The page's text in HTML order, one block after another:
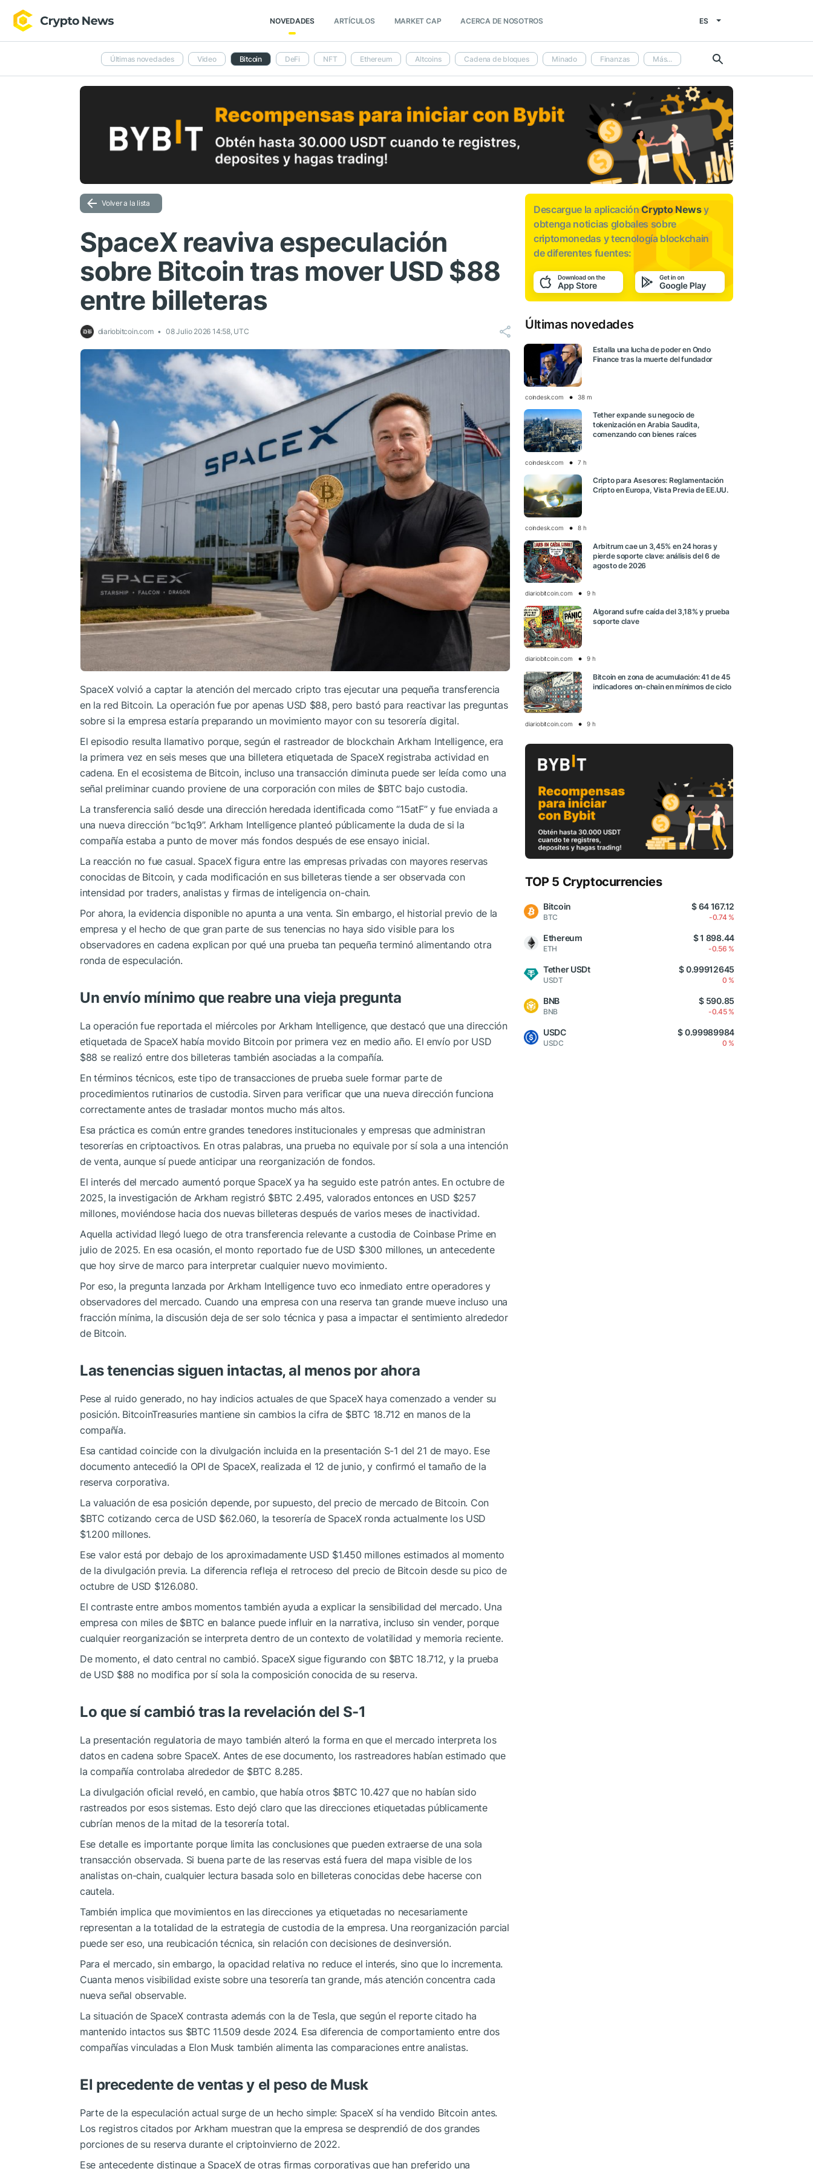
NOVEDADES ARTÍCULOS MARKET CAP ACERCA DE NOSOTROS ES
Últimas novedades Video Bitcoin DeFi NFT Ethereum Altcoins Cadena de bloques Minado Finanzas Más...
Volver a la lista
SpaceX reaviva especulación
sobre Bitcoin tras mover USD $88
entre billeteras
diariobitcoin.com 08 Julio 2026 14:58, UTC
SpaceX volvió a captar la atención del mercado cripto tras ejecutar una pequeña transferencia
en la red Bitcoin. La operación fue por apenas USD $88, pero bastó para reactivar las preguntas
sobre si la empresa estaría preparando un movimiento mayor con su tesorería digital.
El episodio resulta llamativo porque, según el rastreador de blockchain Arkham Intelligence, era
la primera vez en seis meses que una billetera etiquetada de SpaceX registraba actividad en
cadena. En el ecosistema de Bitcoin, incluso una transacción diminuta puede ser leída como una
señal preliminar cuando proviene de una corporación con miles de $BTC bajo custodia.
La transferencia salió desde una dirección heredada identificada como “15atF” y fue enviada a
una nueva dirección “bc1q9”. Arkham Intelligence planteó públicamente la duda de si la
compañía estaba a punto de mover más fondos después de ese ensayo inicial.
La reacción no fue casual. SpaceX figura entre las empresas privadas con mayores reservas
conocidas de Bitcoin, y cada modificación en sus billeteras tiende a ser observada con
intensidad por traders, analistas y firmas de inteligencia on-chain.
Por ahora, la evidencia disponible no apunta a una venta. Sin embargo, el historial previo de la
empresa y el hecho de que gran parte de sus tenencias no haya sido visible para los
observadores en cadena explican por qué una prueba tan pequeña terminó alimentando otra
ronda de especulación.
Un envío mínimo que reabre una vieja pregunta
La operación fue reportada el miércoles por Arkham Intelligence, que destacó que una dirección
etiquetada de SpaceX había movido Bitcoin por primera vez en medio año. El envío por USD
$88 se realizó entre dos billeteras también asociadas a la compañía.
En términos técnicos, este tipo de transacciones de prueba suele formar parte de
procedimientos rutinarios de custodia. Sirven para verificar que una nueva dirección funciona
correctamente antes de trasladar montos mucho más altos.
Esa práctica es común entre grandes tenedores institucionales y empresas que administran
tesorerías en criptoactivos. En otras palabras, una prueba no equivale por sí sola a una intención
de venta, aunque sí puede anticipar una reorganización de fondos.
El interés del mercado aumentó porque SpaceX ya ha seguido este patrón antes. En octubre de
2025, la investigación de Arkham registró $BTC 2.495, valorados entonces en USD $257
millones, moviéndose hacia dos nuevas billeteras después de varios meses de inactividad.
Aquella actividad llegó luego de otra transferencia relevante a custodia de Coinbase Prime en
julio de 2025. En esa ocasión, el monto reportado fue de USD $300 millones, un antecedente
que hoy sirve de marco para interpretar cualquier nuevo movimiento.
Por eso, la pregunta lanzada por Arkham Intelligence tuvo eco inmediato entre operadores y
observadores del mercado. Cuando una empresa con una reserva tan grande mueve incluso una
fracción mínima, la discusión deja de ser solo técnica y pasa a impactar el sentimiento alrededor
de Bitcoin.
Las tenencias siguen intactas, al menos por ahora
Pese al ruido generado, no hay indicios actuales de que SpaceX haya comenzado a vender su
posición. BitcoinTreasuries mantiene sin cambios la cifra de $BTC 18.712 en manos de la
compañía.
Esa cantidad coincide con la divulgación incluida en la presentación S-1 del 21 de mayo. Ese
documento antecedió la OPI de SpaceX, realizada el 12 de junio, y confirmó el tamaño de la
reserva corporativa.
La valuación de esa posición depende, por supuesto, del precio de mercado de Bitcoin. Con
$BTC cotizando cerca de USD $62.060, la tesorería de SpaceX ronda actualmente los USD
$1.200 millones.
Ese valor está por debajo de los aproximadamente USD $1.450 millones estimados al momento
de la divulgación previa. La diferencia refleja el retroceso del precio de Bitcoin desde su pico de
octubre de USD $126.080.
El contraste entre ambos momentos también ayuda a explicar la sensibilidad del mercado. Una
empresa con miles de $BTC en balance puede influir en la narrativa, incluso sin vender, porque
cualquier reorganización se interpreta dentro de un contexto de volatilidad y memoria reciente.
De momento, el dato central no cambió. SpaceX sigue figurando con $BTC 18.712, y la prueba
de USD $88 no modifica por sí sola la composición conocida de su reserva.
Lo que sí cambió tras la revelación del S-1
La presentación regulatoria de mayo también alteró la forma en que el mercado interpreta los
datos en cadena sobre SpaceX. Antes de ese documento, los rastreadores habían estimado que
la compañía controlaba alrededor de $BTC 8.285.
La divulgación oficial reveló, en cambio, que había otros $BTC 10.427 que no habían sido
rastreados por esos sistemas. Esto dejó claro que las direcciones etiquetadas públicamente
cubrían menos de la mitad de la tesorería total.
Ese detalle es importante porque limita las conclusiones que pueden extraerse de una sola
transacción observada. Si buena parte de las reservas está fuera del mapa visible de los
analistas on-chain, cualquier lectura basada solo en billeteras conocidas debe hacerse con
cautela.
También implica que movimientos en las direcciones ya etiquetadas no necesariamente
representan a la totalidad de la estrategia de custodia de la empresa. Una reorganización parcial
puede ser eso, una reubicación técnica, sin relación con decisiones de desinversión.
Para el mercado, sin embargo, la opacidad relativa no reduce el interés, sino que lo incrementa.
Cuanta menos visibilidad existe sobre una tesorería tan grande, más atención concentra cada
nueva señal observable.
La situación de SpaceX contrasta además con la de Tesla, que según el reporte citado ha
mantenido intactos sus $BTC 11.509 desde 2024. Esa diferencia de comportamiento entre dos
compañías vinculadas a Elon Musk también alimenta las comparaciones entre analistas.
El precedente de ventas y el peso de Musk
Parte de la especulación actual surge de un hecho simple: SpaceX sí ha vendido Bitcoin antes.
Los registros citados por Arkham muestran que la empresa se desprendió de dos grandes
porciones de su reserva durante el criptoinvierno de 2022.
Ese antecedente distingue a SpaceX de otras firmas corporativas que han preferido una
Descargue la aplicaciónCrypto Newsy
obtenga noticias globales sobre
criptomonedas y tecnología blockchain
de diferentes fuentes:
Últimas novedades
Estalla una lucha de poder en Ondo
Finance tras la muerte del fundador
coindesk.com 38 m
Tether expande su negocio de
tokenización en Arabia Saudita,
comenzando con bienes raíces
coindesk.com 7 h
Cripto para Asesores: Reglamentación
Cripto en Europa, Vista Previa de EE.UU.
coindesk.com 8 h
Arbitrum cae un 3,45% en 24 horas y
pierde soporte clave: análisis del 6 de
agosto de 2026
diariobitcoin.com 9 h
Algorand sufre caída del 3,18% y prueba
soporte clave
diariobitcoin.com 9 h
Bitcoin en zona de acumulación: 41 de 45
indicadores on-chain en mínimos de ciclo
diariobitcoin.com 9 h
TOP 5 Cryptocurrencies
Bitcoin
BTC
$ 64 167.12
-0.74 %
Ethereum
ETH
$ 1 898.44
-0.56 %
Tether USDt
USDT
$ 0.99912645
0 %
BNB
BNB
$ 590.85
-0.45 %
USDC
USDC
$ 0.99989984
0 %